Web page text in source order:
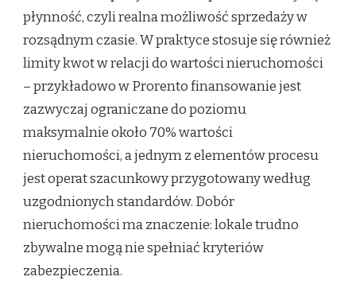
płynność, czyli realna możliwość sprzedaży w
rozsądnym czasie. W praktyce stosuje się również
limity kwot w relacji do wartości nieruchomości
– przykładowo w Prorento finansowanie jest
zazwyczaj ograniczane do poziomu
maksymalnie około 70% wartości
nieruchomości, a jednym z elementów procesu
jest operat szacunkowy przygotowany według
uzgodnionych standardów. Dobór
nieruchomości ma znaczenie: lokale trudno
zbywalne mogą nie spełniać kryteriów
zabezpieczenia.